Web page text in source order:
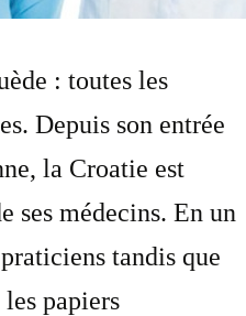
: toutes les
Depuis son entrée
la Croatie est
ses médecins. En un
tandis que
papiers